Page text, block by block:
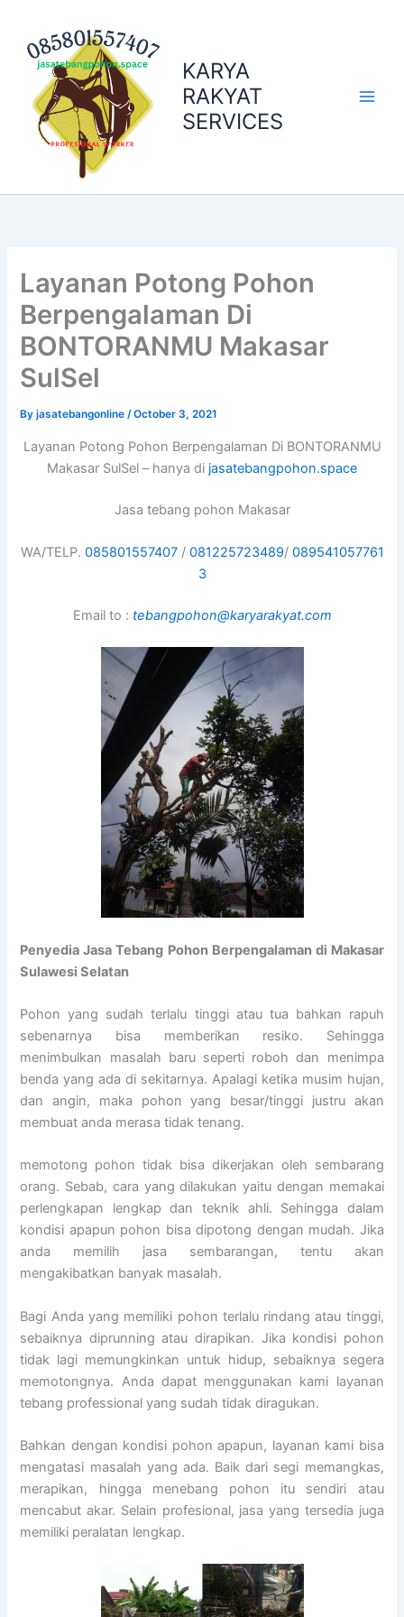
content
KARYA
RAKYAT
SERVICES
Layanan Potong Pohon
Berpengalaman Di
BONTORANMU Makasar
SulSel
Byjasatebangonline/October 3, 2021
Layanan Potong Pohon Berpengalaman Di BONTORANMU
Makasar SulSel – hanya di jasatebangpohon.space
Jasa tebang pohon Makasar
WA/TELP. 085801557407/ 081225723489/ 089541057761
3
Email to : tebangpohon@karyarakyat.com
PenyediaJasa Tebang Pohon Berpengalaman di Makasar
Sulawesi Selatan
Pohon yang sudah terlalu tinggi atau tua bahkan rapuh
sebenarnya bisa memberikan resiko. Sehingga
menimbulkan masalah baru seperti roboh dan menimpa
benda yang ada di sekitarnya. Apalagi ketika musim hujan,
dan angin, maka pohon yang besar/tinggi justru akan
membuat anda merasa tidak tenang.
memotong pohon tidak bisa dikerjakan oleh sembarang
orang. Sebab, cara yang dilakukan yaitu dengan memakai
perlengkapan lengkap dan teknik ahli. Sehingga dalam
kondisi apapun pohon bisa dipotong dengan mudah. Jika
anda memilih jasa sembarangan, tentu akan
mengakibatkan banyak masalah.
Bagi Anda yang memiliki pohon terlalu rindang atau tinggi,
sebaiknya diprunning atau dirapikan. Jika kondisi pohon
tidak lagi memungkinkan untuk hidup, sebaiknya segera
memotongnya. Anda dapat menggunakan kami layanan
tebang professional yang sudah tidak diragukan.
Bahkan dengan kondisi pohon apapun, layanan kami bisa
mengatasi masalah yang ada. Baik dari segi memangkas,
merapikan, hingga menebang pohon itu sendiri atau
mencabut akar. Selain profesional, jasa yang tersedia juga
memiliki peralatan lengkap.